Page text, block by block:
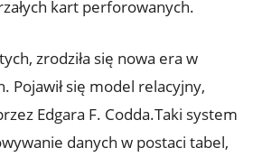
kart perforowanych.
zrodziła się nowa era w
Pojawił się model ‍relacyjny,
Edgara ⁤F. Codda.Taki system
danych w postaci tabel,